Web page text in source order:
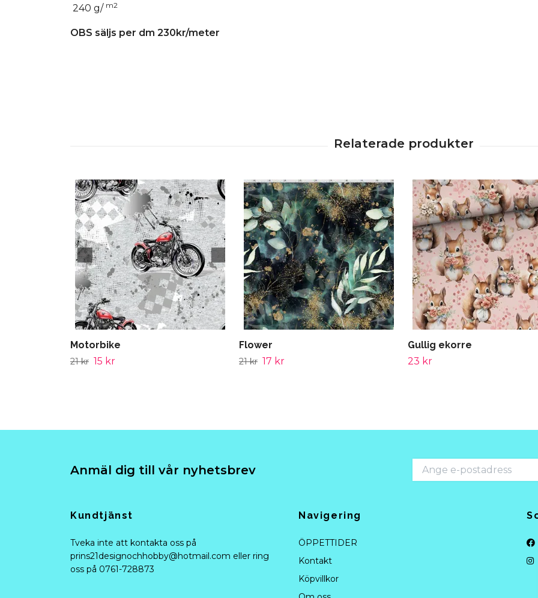
240 g/ m2
OBS säljs per dm 230kr/meter
Motorbike
21 kr 15 kr
Flower
21 kr 17 kr
Gullig ekorre
23 kr
Anmäl dig till vår nyhetsbrev
Kundtjänst
Tveka inte att kontakta oss på
prins21designochhobby@hotmail.com eller ring
oss på 0761-728873
Navigering
ÖPPETTIDER
Kontakt
Köpvillkor